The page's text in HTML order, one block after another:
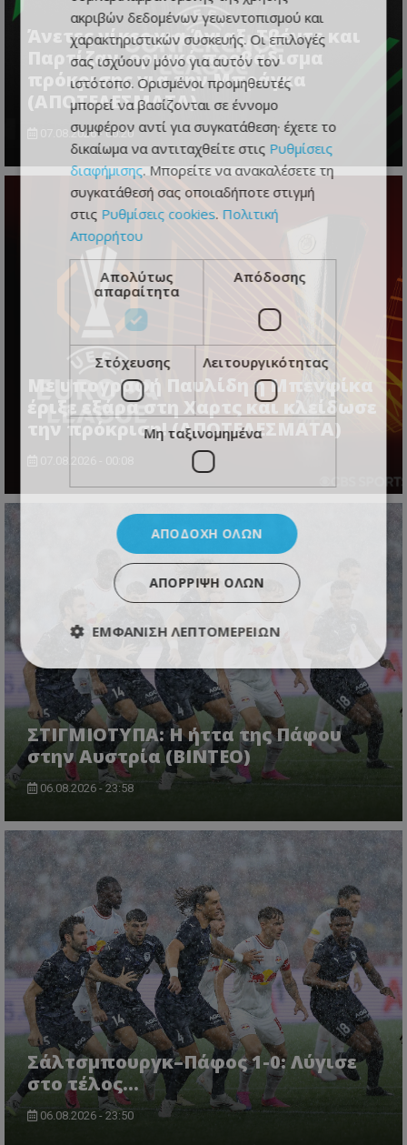
Άνετες νίκες για Άγιαξ, Τβέντε και
Παρτίζαν, οριακό προβάδισμα
πρόκρισης για την Μπράγκα
(ΑΠΟΤΕΛΕΣΜΑΤΑ)
07.08.2026 - 00:20
Με υπογραφή Παυλίδη η Μπενφίκα
έριξε εξάρα στη Χαρτς και κλείδωσε
την πρόκριση! (ΑΠΟΤΕΛΕΣΜΑΤΑ)
ΣΤΙΓΜΙΟΤΥΠΑ: Η ήττα της Πάφου
στην Αυστρία (ΒΙΝΤΕΟ)
06.08.2026 - 23:58
Σάλτσμπουργκ–Πάφος 1-0: Λύγισε
στο τέλος...
06.08.2026 - 23:50
ακριβών δεδομένων γεωεντοπισμού και
χαρακτηριστικών συσκευής. Οι επιλογές
σας ισχύουν μόνο για αυτόν τον
ιστότοπο. Ορισμένοι προμηθευτές
μπορεί να βασίζονται σε έννομο
συμφέρον αντί για συγκατάθεση· έχετε το
δικαίωμα να αντιταχθείτε στις Ρυθμίσεις
διαφήμισης. Μπορείτε να ανακαλέσετε τη
συγκατάθεσή σας οποιαδήποτε στιγμή
στις Ρυθμίσεις cookies. Πολιτική
Απορρήτου
Απολύτως
απαραίτητα
Απόδοσης
Στόχευσης Λειτουργικότητας
Μη ταξινομημένα
ΑΠΟΔΟΧΉ ΌΛΩΝ
ΑΠΌΡΡΙΨΗ ΌΛΩΝ
ΕΜΦΆΝΙΣΗ ΛΕΠΤΟΜΕΡΕΙΏΝ